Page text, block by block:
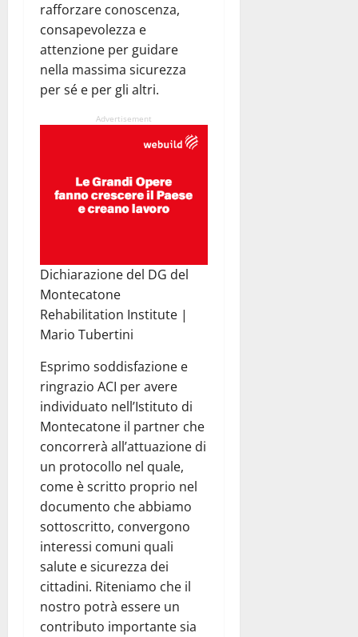
rafforzare conoscenza,
consapevolezza e
attenzione per guidare
nella massima sicurezza
per sé e per gli altri.
Advertisement
Dichiarazione del DG del
Montecatone
Rehabilitation Institute |
Mario Tubertini
Esprimo soddisfazione e
ringrazio ACI per avere
individuato nell’Istituto di
Montecatone il partner che
concorrerà all’attuazione di
un protocollo nel quale,
come è scritto proprio nel
documento che abbiamo
sottoscritto, convergono
interessi comuni quali
salute e sicurezza dei
cittadini. Riteniamo che il
nostro potrà essere un
contributo importante sia